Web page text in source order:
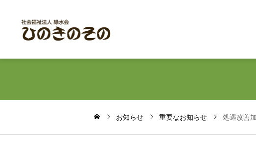
お知らせ 重要なお知らせ 処遇改善